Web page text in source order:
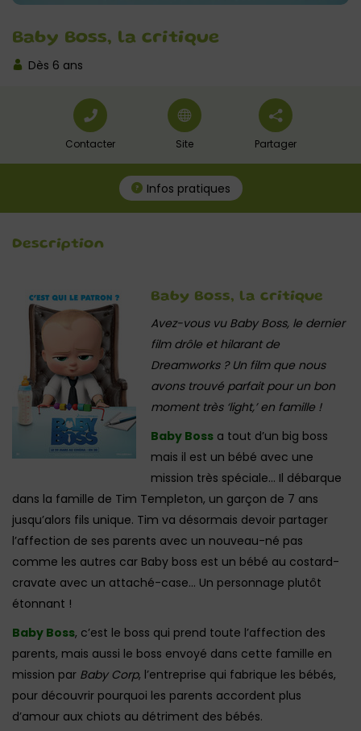
Baby Boss, la critique
Dès 6 ans
Contacter Site Partager
Infos pratiques
Description
Baby Boss, la critique
Avez-vous vu Baby Boss, le dernier
film drôle et hilarant de
Dreamworks ? Un film que nous
avons trouvé parfait pour un bon
moment très ‘light,’ en famille !
Baby Boss a tout d’un big boss
mais il est un bébé avec une
mission très spéciale… Il débarque
dans la famille de Tim Templeton, un garçon de 7 ans
jusqu’alors fils unique. Tim va désormais devoir partager
l’affection de ses parents avec un nouveau-né pas
comme les autres car Baby boss est un bébé au costard-
cravate avec un attaché-case… Un personnage plutôt
étonnant !
Baby Boss, c’est le boss qui prend toute l’affection des
parents, mais aussi le boss envoyé dans cette famille en
mission par Baby Corp, l’entreprise qui fabrique les bébés,
pour découvrir pourquoi les parents accordent plus
d’amour aux chiots au détriment des bébés.